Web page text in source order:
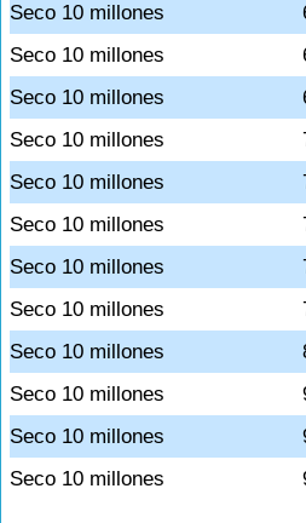
Seco 10 millones
Seco 10 millones
Seco 10 millones
Seco 10 millones
Seco 10 millones
Seco 10 millones
Seco 10 millones
Seco 10 millones
Seco 10 millones
Seco 10 millones
Seco 10 millones
Seco 10 millones